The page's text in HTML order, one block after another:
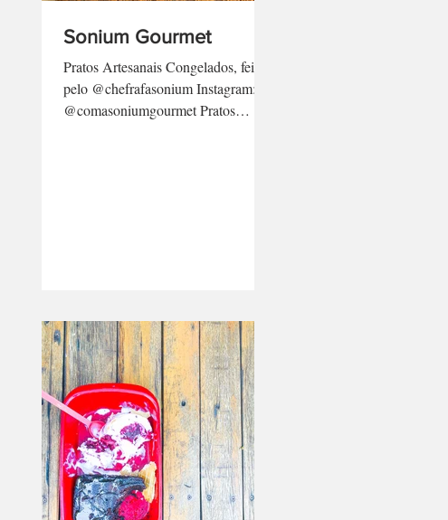
Sonium Gourmet
Pratos Artesanais Congelados, feitos
pelo @chefrafasonium Instagram:
@comasoniumgourmet Pratos